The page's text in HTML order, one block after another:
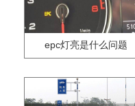
epc灯亮是什么问题